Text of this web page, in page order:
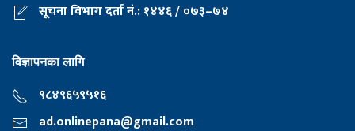
सूचना विभाग दर्ता नं.: १४४६ / ०७३–७४
विज्ञापनका लागि
९८४९६५९५१६
ad.onlinepana@gmail.com